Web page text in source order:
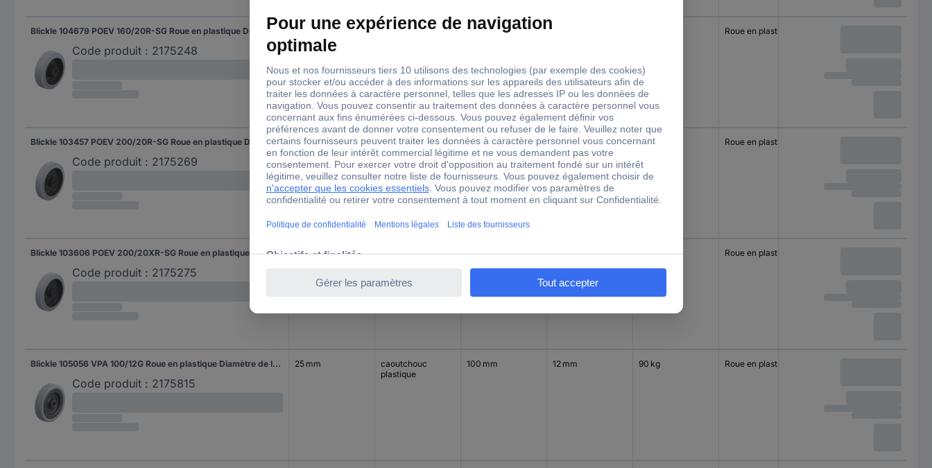
Blickle 104679 POEV 160/20R-SG Roue en plastique Diamètre de la roue: 160 mm Capacité de charge (max.): 400 kg 1 pc(s)
Code produit : 2175248
50 mm
caoutchouc
160 mm Roue en plastique
Blickle 103457 POEV 200/20R-SG Roue en plastique Diamètre de la roue: 200 mm Capacité de charge (max.): 500 kg 1 pc(s)
Code produit : 2175269
50 mm
caoutchouc
plastique
200 mm 20 mm 500 kg Roue en plastique
Blickle 103606 POEV 200/20XR-SG Roue en plastique Diamètre de la roue: 200 mm Capacité de charge (max.): 500 kg 1 pc(s)
Code produit : 2175275
50 mm
caoutchouc
200 mm 20 mm 500 kg Roue en plastique
Blickle 105056 VPA 100/12G Roue en plastique Diamètre de la roue: 100 mm Capacité de charge (max.): 90 kg 1 pc(s)
Code produit : 2175815
25 mm
caoutchouc
plastique
100 mm 12 mm 90 kg Roue en plastique